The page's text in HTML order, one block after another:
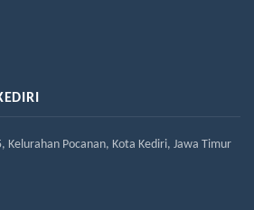
Kelurahan Pocanan, Kota Kediri, Jawa Timur